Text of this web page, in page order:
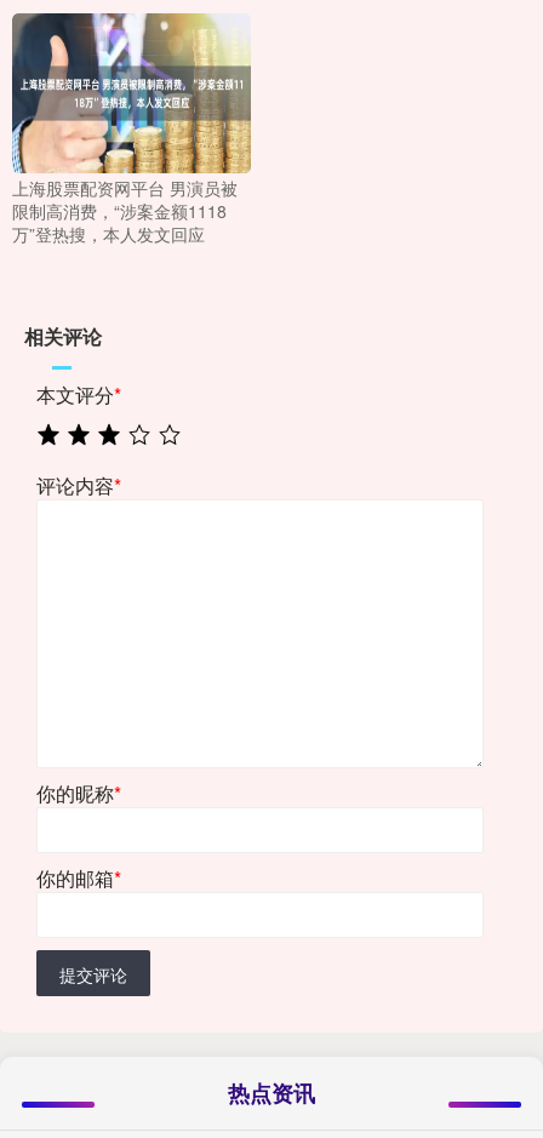
上海股票配资网平台 男演员被
限制高消费，“涉案金额1118
万”登热搜，本人发文回应
相关评论
本文评分*
评论内容*
你的昵称*
你的邮箱*
提交评论
热点资讯